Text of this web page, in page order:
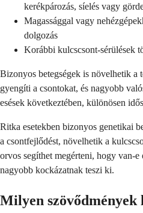
kerékpározás, síelés vagy
Magassággal vagy
dolgozás
Korábbi kulcscsont-sérülések
Bizonyos betegségek is növelhetik a
gyengíti a csontokat, és nagyobb
esések következtében, különösen
Ritka esetekben bizonyos genetikai
a csontfejlődést, növelhetik a
orvos segíthet megérteni, hogy van-e
nagyobb kockázatnak teszi ki.
Milyen szövődmények